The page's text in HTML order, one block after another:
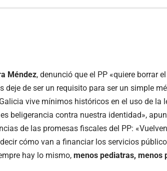
Méndez, denunció que el PP «quiere borrar el
deje de ser un requisito para ser un simple
vive mínimos históricos en el uso de la
beligerancia contra nuestra identidad»,
de las promesas fiscales del PP:
cómo van a financiar los servicios
hay lo mismo, menos pediatras, menos